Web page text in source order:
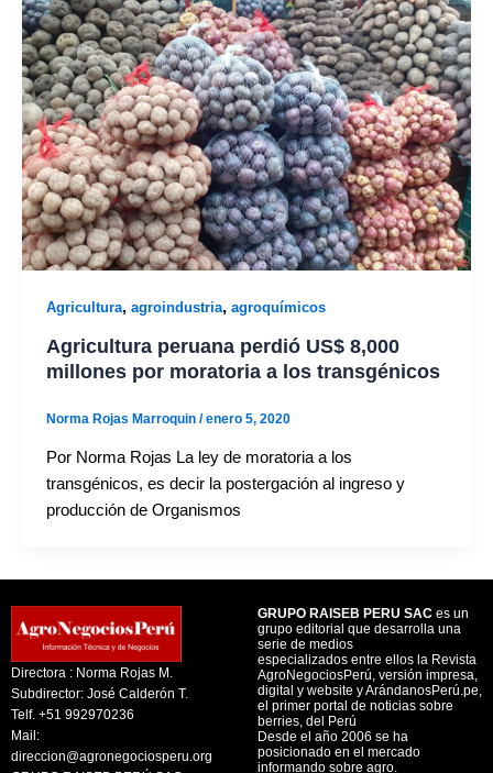
Agricultura, agroindustria, agroquímicos
Agricultura peruana perdió US$ 8,000
millones por moratoria a los transgénicos
Norma Rojas Marroquin /enero 5, 2020
Por Norma Rojas La ley de moratoria a los
transgénicos, es decir la postergación al ingreso y
producción de Organismos
Directora : Norma Rojas M.
Subdirector: José Calderón T.
Telf. +51 992970236
Mail:
direccion@agronegociosperu.org
GRUPO RAISEB PERU SAC es un
grupo editorial que desarrolla una
serie de medios
especializados entre ellos la Revista
AgroNegociosPerú, versión impresa,
digital y website y ArándanosPerú.pe,
el primer portal de noticias sobre
berries, del Perú
Desde el año 2006 se ha
posicionado en el mercado
informando sobre agro.